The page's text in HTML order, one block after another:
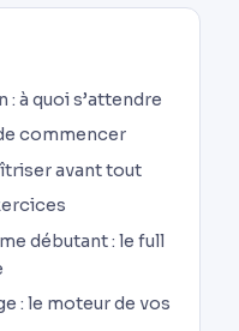
à quoi s’attendre
commencer
avant tout
débutant : le full
: le moteur de vos